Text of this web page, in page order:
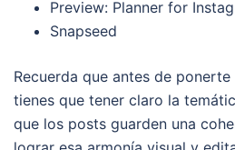
Preview: Planner for
Snapseed
Recuerda que antes de
tienes que tener claro la
que los posts guarden una